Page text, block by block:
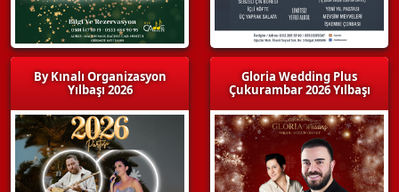
By Kınalı Organizasyon
Yılbaşı 2026
Gloria Wedding Plus
Çukurambar 2026 Yılbaşı